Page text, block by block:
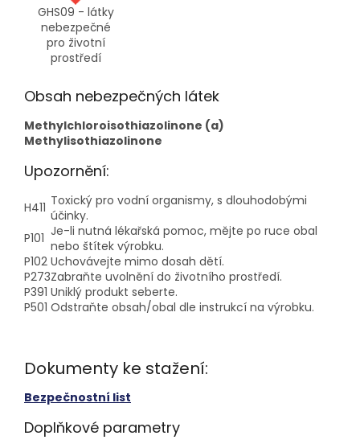
GHS09 - látky
nebezpečné
pro životní
prostředí
Obsah nebezpečných látek
Methylchloroisothiazolinone (a)
Methylisothiazolinone
Upozornění:
H411 Toxický pro vodní organismy, s dlouhodobými
účinky.
P101 Je-li nutná lékařská pomoc, mějte po ruce obal
nebo štítek výrobku.
P102 Uchovávejte mimo dosah dětí.
P273Zabraňte uvolnění do životního prostředí.
P391 Uniklý produkt seberte.
P501 Odstraňte obsah/obal dle instrukcí na výrobku.
Dokumenty ke stažení:
Bezpečnostní list
Doplňkové parametry